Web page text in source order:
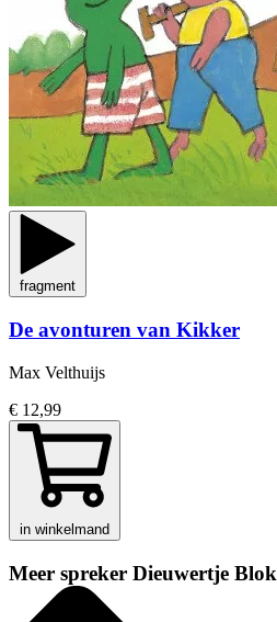
fragment
De avonturen van Kikker
Max Velthuijs
€ 12,99
in winkelmand
Meer spreker Dieuwertje Blok